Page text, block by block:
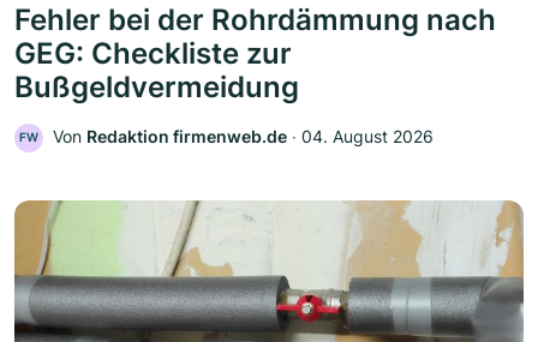
Fehler bei der Rohrdämmung nach
GEG: Checkliste zur
Bußgeldvermeidung
FW Von Redaktion firmenweb.de ‧ 04. August 2026